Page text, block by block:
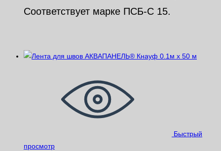
Соответствует марке ПСБ-С 15.
Быстрый
просмотр